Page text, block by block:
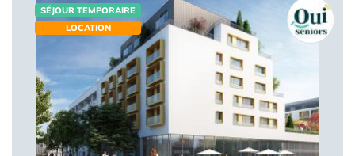
SÉJOUR TEMPORAIRE
LOCATION